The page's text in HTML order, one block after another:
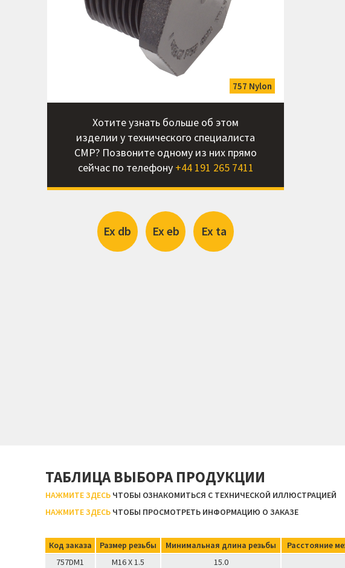
Аксессуары для
Профили с
757 Nylon
Хотите узнать больше об этом
изделии у технического специалиста
CMP? Позвоните одному из них прямо
сейчас по телефону +44 191 265 7411
Ex db Ex eb Ex ta
ТАБЛИЦА ВЫБОРА ПРОДУКЦИИ
НАЖМИТЕ ЗДЕСЬ ЧТОБЫ ОЗНАКОМИТЬСЯ С ТЕХНИЧЕСКОЙ ИЛЛЮСТРАЦИЕЙ
НАЖМИТЕ ЗДЕСЬ ЧТОБЫ ПРОСМОТРЕТЬ ИНФОРМАЦИЮ О ЗАКАЗЕ
Код заказа Размер резьбы Минимальная длина резьбы Расстояние
757DM1
M16 X 1.5 15.0